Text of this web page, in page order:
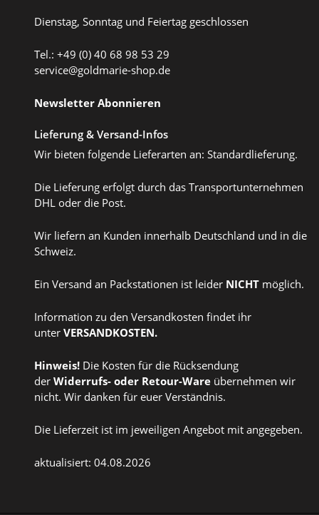
Dienstag, Sonntag und Feiertag geschlossen
Tel.: +49 (0) 40 68 98 53 29
service@goldmarie-shop.de
Newsletter Abonnieren
Lieferung & Versand-Infos
Wir bieten folgende Lieferarten an: Standardlieferung.
Die Lieferung erfolgt durch das Transportunternehmen
DHL oder die Post.
Wir liefern an Kunden innerhalb Deutschland und in die
Schweiz.
Ein Versand an Packstationen ist leider NICHT möglich.
Information zu den Versandkosten findet ihr
unter VERSANDKOSTEN.
Hinweis! Die Kosten für die Rücksendung
der Widerrufs- oder Retour-Ware übernehmen wir
nicht. Wir danken für euer Verständnis.
Die Lieferzeit ist im jeweiligen Angebot mit angegeben.
aktualisiert: 04.08.2026